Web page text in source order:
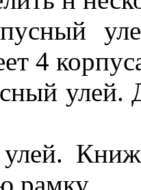
4
улей.
рамку.